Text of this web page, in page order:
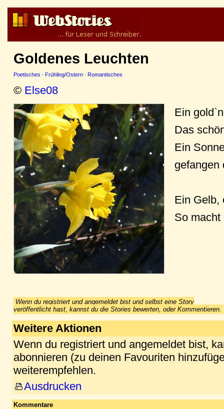
Goldenes Leuchten
Poetisches · Frühling/Ostern · Romantisches
© Else08
Ein
Das
Ein
gefangen
Ein Gelb,
So macht
Wenn du registriert und angemeldet bist und selbst eine Story
veröffentlicht hast, kannst du die Stories bewerten, oder Kommentieren.
Weitere Aktionen
Wenn du registriert und angemeldet bist,
abonnieren (zu deinen Favouriten
weiterempfehlen.
Ausdrucken
Kommentare